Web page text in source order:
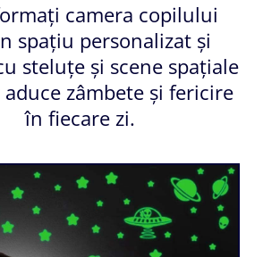
camera copilului
spațiu personalizat și
steluțe și scene spațiale
zâmbete și fericire
în fiecare zi.